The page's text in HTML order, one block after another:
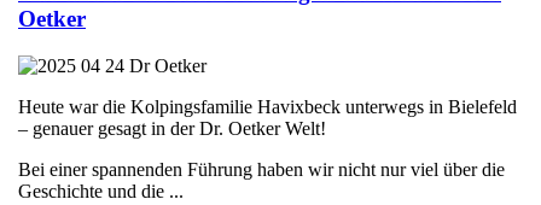
Oetker
Heute war die Kolpingsfamilie Havixbeck unterwegs in Bielefeld
– genauer gesagt in der Dr. Oetker Welt!
Bei einer spannenden Führung haben wir nicht nur viel über die
Geschichte und die ...